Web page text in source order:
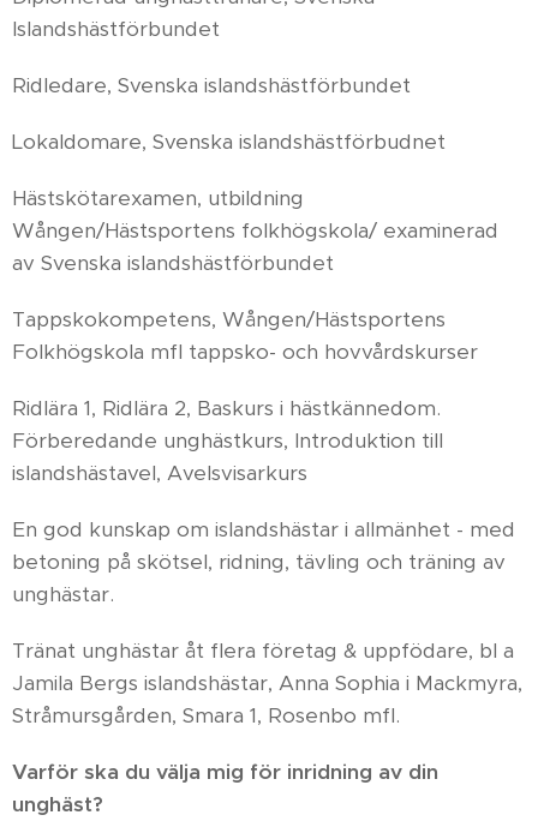
Islandshästförbundet
Ridledare, Svenska islandshästförbundet
Lokaldomare, Svenska islandshästförbudnet
Hästskötarexamen, utbildning
Wången/Hästsportens folkhögskola/ examinerad
av Svenska islandshästförbundet
Tappskokompetens, Wången/Hästsportens
Folkhögskola mfl tappsko- och hovvårdskurser
Ridlära 1, Ridlära 2, Baskurs i hästkännedom.
Förberedande unghästkurs, Introduktion till
islandshästavel, Avelsvisarkurs
En god kunskap om islandshästar i allmänhet - med
betoning på skötsel, ridning, tävling och träning av
unghästar.
Tränat unghästar åt flera företag & uppfödare, bl a
Jamila Bergs islandshästar, Anna Sophia i Mackmyra,
Stråmursgården, Smara 1, Rosenbo mfl.
Varför ska du välja mig för inridning av din
unghäst?